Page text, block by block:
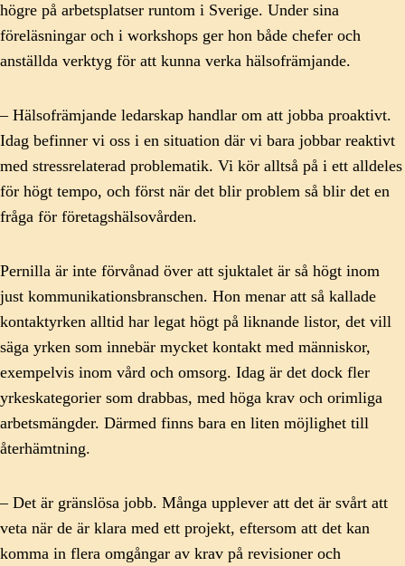
högre på arbetsplatser runtom i Sverige. Under sina
föreläsningar och i workshops ger hon både chefer och
anställda verktyg för att kunna verka hälsofrämjande.
– Hälsofrämjande ledarskap handlar om att jobba proaktivt.
Idag befinner vi oss i en situation där vi bara jobbar reaktivt
med stressrelaterad problematik. Vi kör alltså på i ett alldeles
för högt tempo, och först när det blir problem så blir det en
fråga för företagshälsovården.
Pernilla är inte förvånad över att sjuktalet är så högt inom
just kommunikationsbranschen. Hon menar att så kallade
kontaktyrken alltid har legat högt på liknande listor, det vill
säga yrken som innebär mycket kontakt med människor,
exempelvis inom vård och omsorg. Idag är det dock fler
yrkeskategorier som drabbas, med höga krav och orimliga
arbetsmängder. Därmed finns bara en liten möjlighet till
återhämtning.
– Det är gränslösa jobb. Många upplever att det är svårt att
veta när de är klara med ett projekt, eftersom att det kan
komma in flera omgångar av krav på revisioner och